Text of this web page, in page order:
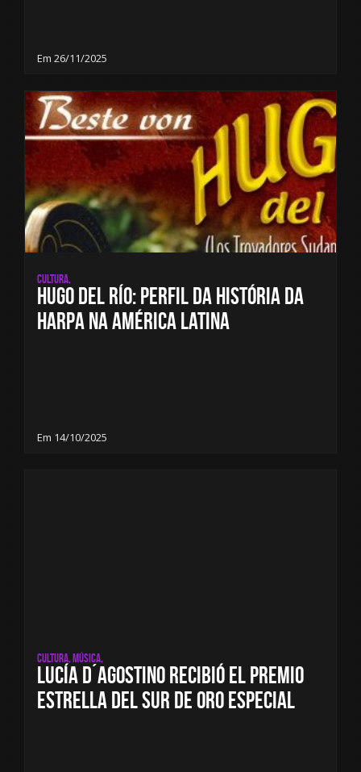
Em 26/11/2025
Cultura,
Hugo del Río: Perfil da História da
Harpa na América Latina
Em 14/10/2025
Cultura, Música,
Lucía D´Agostino recibió el Premio
Estrella del Sur de Oro Especial